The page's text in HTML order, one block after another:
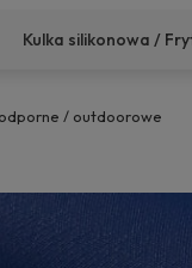
Kulka silikonowa /
/ outdoorowe